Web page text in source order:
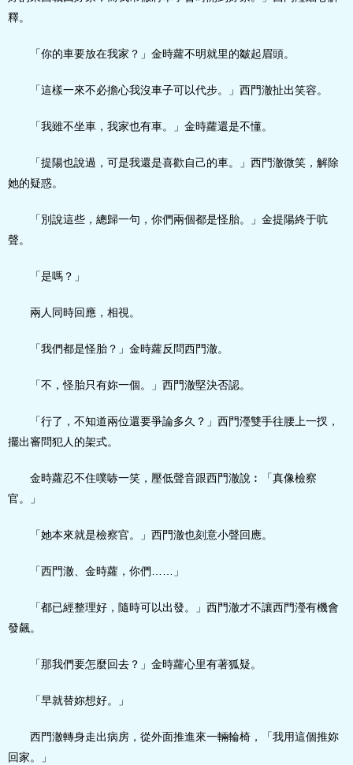
釋。
「你的車要放在我家？」金時蘿不明就里的皺起眉頭。
「這樣一來不必擔心我沒車子可以代步。」西門澈扯出笑容。
「我雖不坐車，我家也有車。」金時蘿還是不懂。
「提陽也說過，可是我還是喜歡自己的車。」西門澈微笑，解除
她的疑惑。
「別說這些，總歸一句，你們兩個都是怪胎。」金提陽終于吭
聲。
「是嗎？」
兩人同時回應，相視。
「我們都是怪胎？」金時蘿反問西門澈。
「不，怪胎只有妳一個。」西門澈堅決否認。
「行了，不知道兩位還要爭論多久？」西門瀅雙手往腰上一扠，
擺出審問犯人的架式。
金時蘿忍不住噗哧一笑，壓低聲音跟西門澈說︰「真像檢察
官。」
「她本來就是檢察官。」西門澈也刻意小聲回應。
「西門澈、金時蘿，你們……」
「都已經整理好，隨時可以出發。」西門澈才不讓西門瀅有機會
發飆。
「那我們要怎麼回去？」金時蘿心里有著狐疑。
「早就替妳想好。」
西門澈轉身走出病房，從外面推進來一輛輪椅，「我用這個推妳
回家。」